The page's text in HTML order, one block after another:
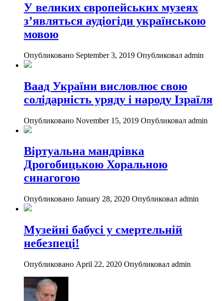
У великих європейських музеях
з’являться аудіогіди українською
мовою
Опубликовано September 3, 2019 Опубликовал admin
Ваад України висловлює свою
солідарність уряду і народу Ізраїля
Опубликовано November 15, 2019 Опубликовал admin
Віртуальна мандрівка
Дрогобицькою Хоральною
синагогою
Опубликовано January 28, 2020 Опубликовал admin
Музейні бабусі у смертельній
небезпеці!
Опубликовано April 22, 2020 Опубликовал admin